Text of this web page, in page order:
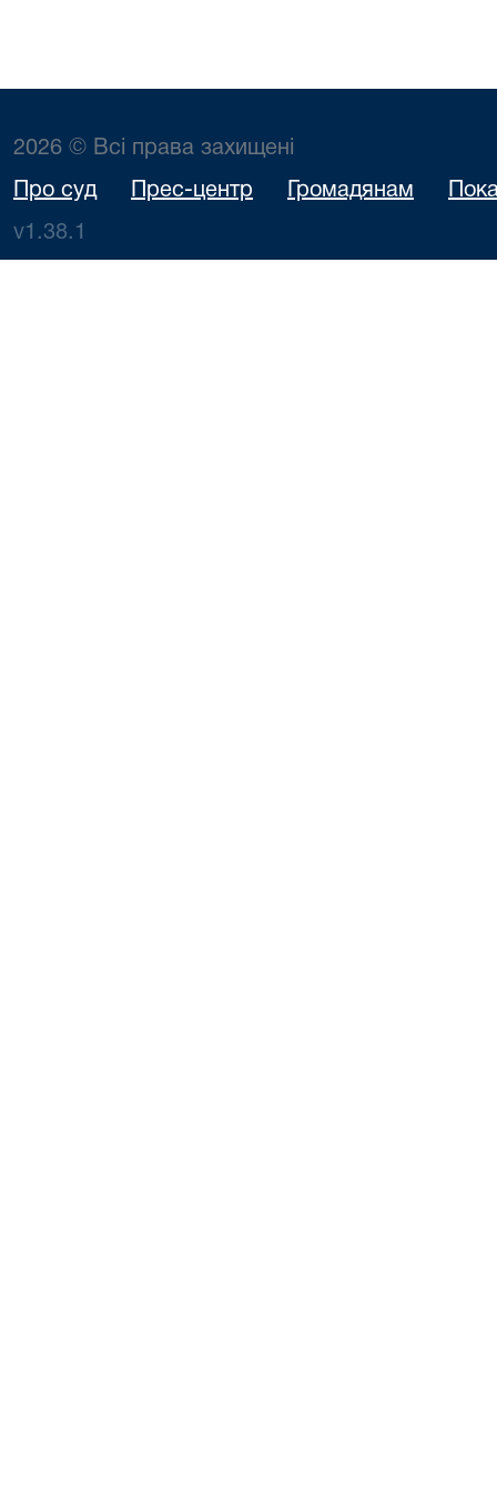
2026 © Всі права захищені
Про суд Прес-центр Громадянам
v1.38.1